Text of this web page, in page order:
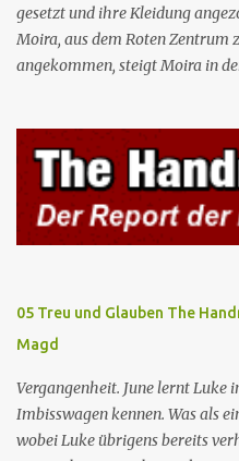
gesetzt und ihre Kleidung
Moira, aus dem Roten Zentrum
angekommen, steigt Moira in
Elisabeth sie mit der Peitsche
dreizehn Tagen in ihrem
Kleiderschrank die Inschrift
die wahrscheinlich von der
vor ihr dort war. In Erwartung
Fred unfruchtbar ist und nur sie
Schwangerschaft
auch wenn dies das Scheitern
des versprochenen Scrabble-
Bedeutung des lat...
05 Treu und Glauben The
Magd
Vergangenheit. June lernt Luke
Imbisswagen kennen. Was als
wobei Luke übrigens bereits